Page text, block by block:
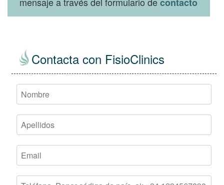
contacto
Contacta con FisioClinics